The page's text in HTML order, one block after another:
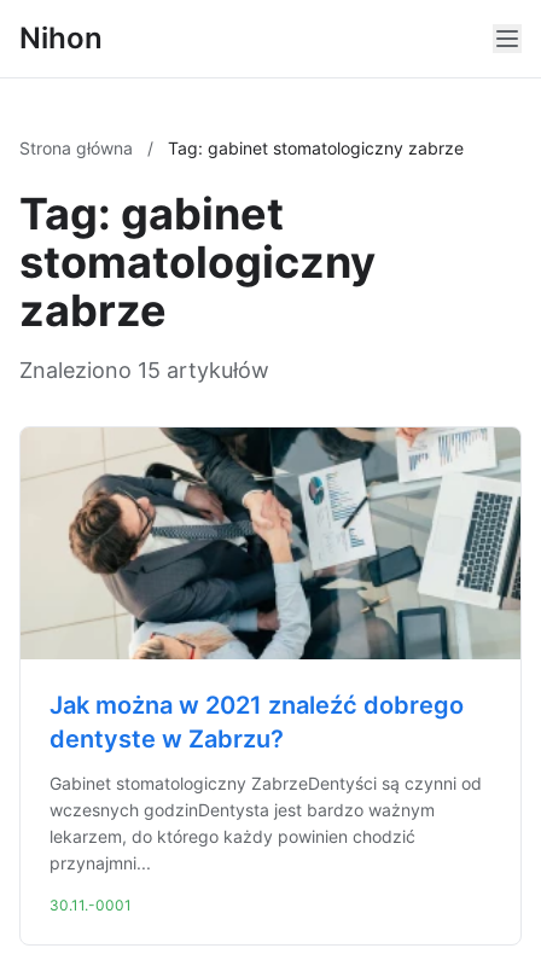
Nihon
Strona główna / Tag: gabinet stomatologiczny zabrze
Tag: gabinet
stomatologiczny
zabrze
Znaleziono 15 artykułów
Jak można w 2021 znaleźć dobrego
dentyste w Zabrzu?
Gabinet stomatologiczny ZabrzeDentyści są czynni od
wczesnych godzinDentysta jest bardzo ważnym
lekarzem, do którego każdy powinien chodzić
przynajmni...
30.11.-0001